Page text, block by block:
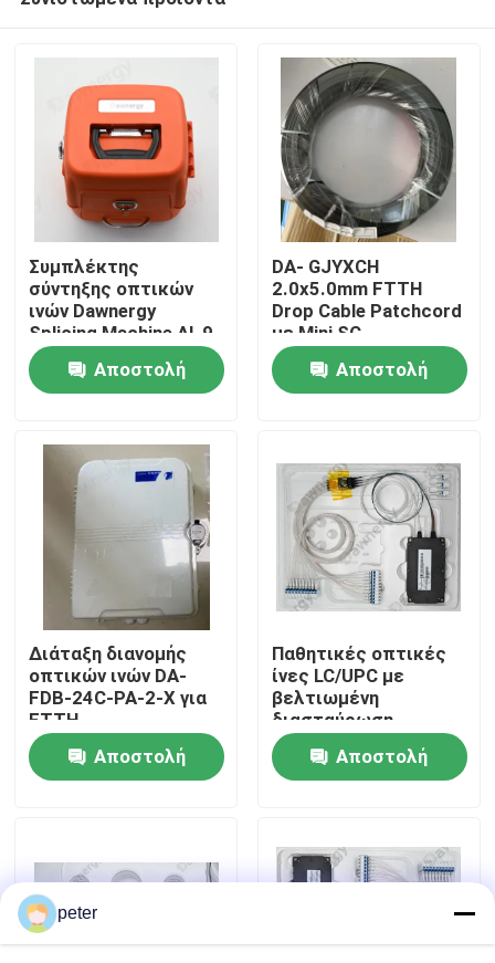
Σπίτι
Προϊόντα
Βίντεο
Περίπου εμείς
Γύρος εργοστασίων
Ποιοτικός έλεγχος
Μας ελάτε σε επαφή με
Περιπτώσεις
Ζητήστε ένα απόσπασμα
Συμπλέκτης
σύντηξης οπτικών
ινών Dawnergy
Splicing Machine AI-9
Αποστολή
DA- GJYXCH
2.0x5.0mm FTTH
Drop Cable Patchcord
με Mini SC
υδατοασφαλής
σύνδεσμος και
σωλήνα-μέσω
Αποστολή
Διάταξη διανομής
οπτικών ινών DA-
FDB-24C-PA-2-X για
FTTH
Αποστολή
Παθητικές οπτικές
ίνες LC/UPC με
βελτιωμένη
διασταύρωση
Αποστολή
peter